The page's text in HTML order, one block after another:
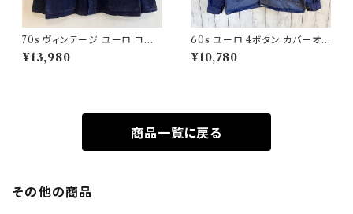
70s ヴィンテージ ユーロ コー
デュロイ セットアップ ビンテー
ジ
¥13,980
60s ユーロ 4ボタン カバーオ
ール ワークジャケット 月桂樹ボ
タン ヴィンテージ
¥10,780
商品一覧に戻る
その他の商品